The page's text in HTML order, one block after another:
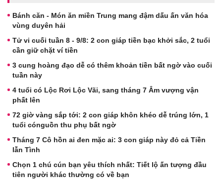
Bánh căn - Món ăn miền Trung mang đậm dấu ấn văn hóa
vùng duyên hải
Tử vi cuối tuần 8 - 9/8: 2 con giáp tiền bạc khởi sắc, 2 tuổi
cần giữ chặt ví tiền
3 cung hoàng đạo dễ có thêm khoản tiền bất ngờ vào cuối
tuần này
4 tuổi có Lộc Rơi Lộc Vãi, sang tháng 7 Âm vượng vận
phất lên
72 giờ vàng sắp tới: 2 con giáp khôn khéo dễ trúng lớn, 1
tuổi cónguồn thu phụ bất ngờ
Tháng 7 Cô hồn ai đen mặc ai: 3 con giáp này đỏ cả Tiền
lẫn Tình
Chọn 1 chú cún bạn yêu thích nhất: Tiết lộ ấn tượng đầu
tiên người khác thường có về bạn